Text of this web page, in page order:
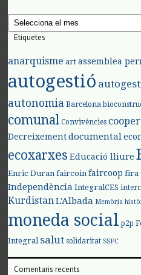
Arxius
Etiquetes
anarquisme art assemblea
autogestió
autonomia Barcelona
comunal Convivències
Decreixement documental
ecoxarxes Educació lliure
Enric Duran faircoin faircoop fira
Independència IntegralCES
Kurdistan L'Albada Memòria
moneda social p2p
Integral salut solidaritat SSPC
Comentaris recents